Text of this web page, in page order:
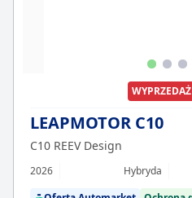
LEAPMOTOR C10
C10 REEV Design
2026 Hybryda